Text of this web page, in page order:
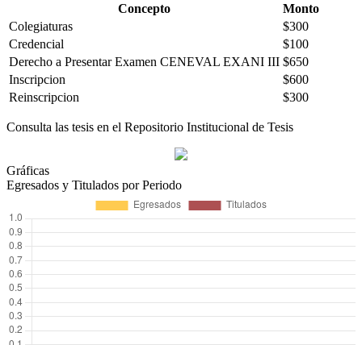
Concepto
Monto
Colegiaturas
$300
Credencial
$100
Derecho a Presentar Examen CENEVAL EXANI III $650
Inscripcion
$600
Reinscripcion
$300
Consulta las tesis en el Repositorio Institucional de Tesis
Gráficas
Egresados y Titulados por Periodo